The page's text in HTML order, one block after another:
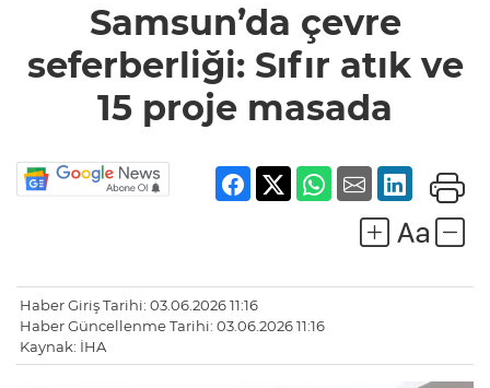
seferberliği:
Sıfır atık ve
masada
Samsun’da çevre
seferberliği: Sıfır atık ve
15 proje masada
Haber Giriş Tarihi: 03.06.2026 11:16
Haber Güncellenme Tarihi: 03.06.2026 11:16
Kaynak: İHA